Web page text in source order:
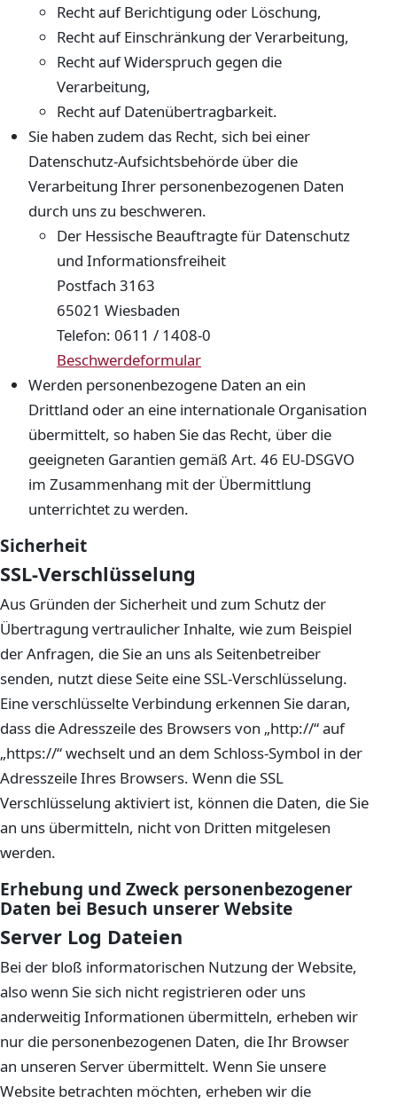
Recht auf Berichtigung oder Löschung,
Recht auf Einschränkung der Verarbeitung,
Recht auf Widerspruch gegen die
Verarbeitung,
Recht auf Datenübertragbarkeit.
Sie haben zudem das Recht, sich bei einer
Datenschutz-Aufsichtsbehörde über die
Verarbeitung Ihrer personenbezogenen Daten
durch uns zu beschweren.
Der Hessische Beauftragte für Datenschutz
und Informationsfreiheit
Postfach 3163
65021 Wiesbaden
Telefon: 0611 / 1408-0
Beschwerdeformular(öffnet in neuem Fenster)
Werden personenbezogene Daten an ein
Drittland oder an eine internationale Organisation
übermittelt, so haben Sie das Recht, über die
geeigneten Garantien gemäß Art. 46 EU-DSGVO
im Zusammenhang mit der Übermittlung
unterrichtet zu werden.
Sicherheit
SSL-Verschlüsselung
Aus Gründen der Sicherheit und zum Schutz der
Übertragung vertraulicher Inhalte, wie zum Beispiel
der Anfragen, die Sie an uns als Seitenbetreiber
senden, nutzt diese Seite eine SSL-Verschlüsselung.
Eine verschlüsselte Verbindung erkennen Sie daran,
dass die Adresszeile des Browsers von „http://“ auf
„https://“ wechselt und an dem Schloss-Symbol in der
Adresszeile Ihres Browsers. Wenn die SSL
Verschlüsselung aktiviert ist, können die Daten, die Sie
an uns übermitteln, nicht von Dritten mitgelesen
werden.
Erhebung und Zweck personenbezogener
Daten bei Besuch unserer Website
Server Log Dateien
Bei der bloß informatorischen Nutzung der Website,
also wenn Sie sich nicht registrieren oder uns
anderweitig Informationen übermitteln, erheben wir
nur die personenbezogenen Daten, die Ihr Browser
an unseren Server übermittelt. Wenn Sie unsere
Website betrachten möchten, erheben wir die